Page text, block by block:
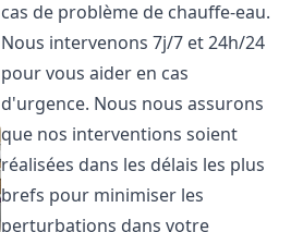
cas de problème de chauffe-eau.
Nous intervenons 7j/7 et 24h/24
pour vous aider en cas
d'urgence. Nous nous assurons
que nos interventions soient
réalisées dans les délais les plus
brefs pour minimiser les
perturbations dans votre